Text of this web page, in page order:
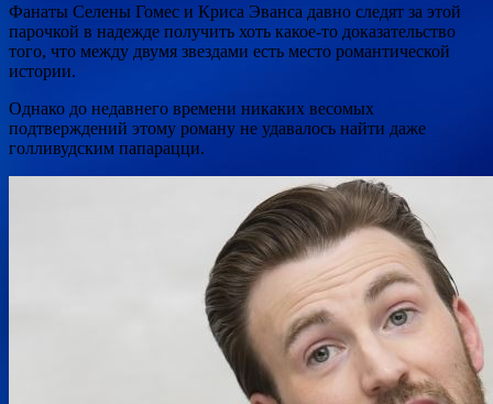
Фанаты Селены Гомес и Криса Эванса давно следят за этой
парочкой в надежде получить хоть какое-то доказательство
того, что между двумя звездами есть место романтической
истории.
Однако до недавнего времени никаких весомых
подтверждений этому роману не удавалось найти даже
голливудским папарацци.